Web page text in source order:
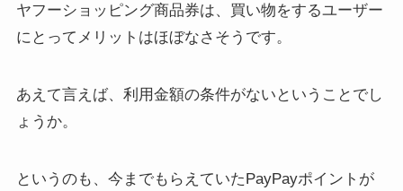
ヤフーショッピング商品券は、買い物をするユーザー
にとってメリットはほぼなさそうです。
あえて言えば、利用金額の条件がないということでし
ょうか。
というのも、今までもらえていたPayPayポイントが